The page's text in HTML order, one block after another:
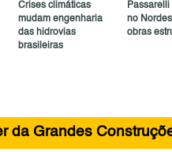
Crises climáticas
mudam engenharia
das hidrovias
brasileiras
no
obras
da Grandes